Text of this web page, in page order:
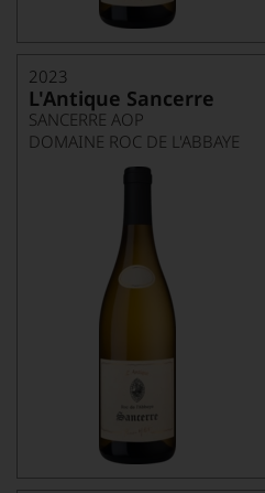
2023
L'Antique Sancerre
SANCERRE AOP
DOMAINE ROC DE L'ABBAYE